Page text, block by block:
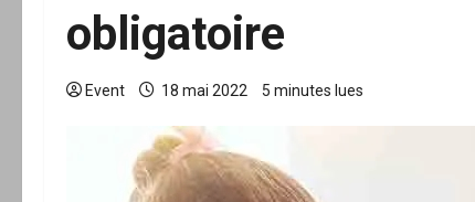
obligatoire
Event 18 mai 2022 5 minutes lues